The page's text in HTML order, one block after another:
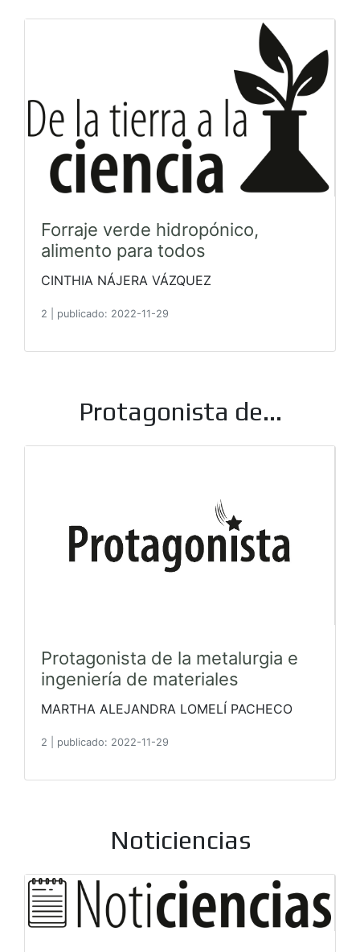
Forraje verde hidropónico,
alimento para todos
CINTHIA NÁJERA VÁZQUEZ
2 publicado: 2022-11-29
Protagonista de...
Protagonista de la metalurgia e
ingeniería de materiales
MARTHA ALEJANDRA LOMELÍ PACHECO
2 publicado: 2022-11-29
Noticiencias